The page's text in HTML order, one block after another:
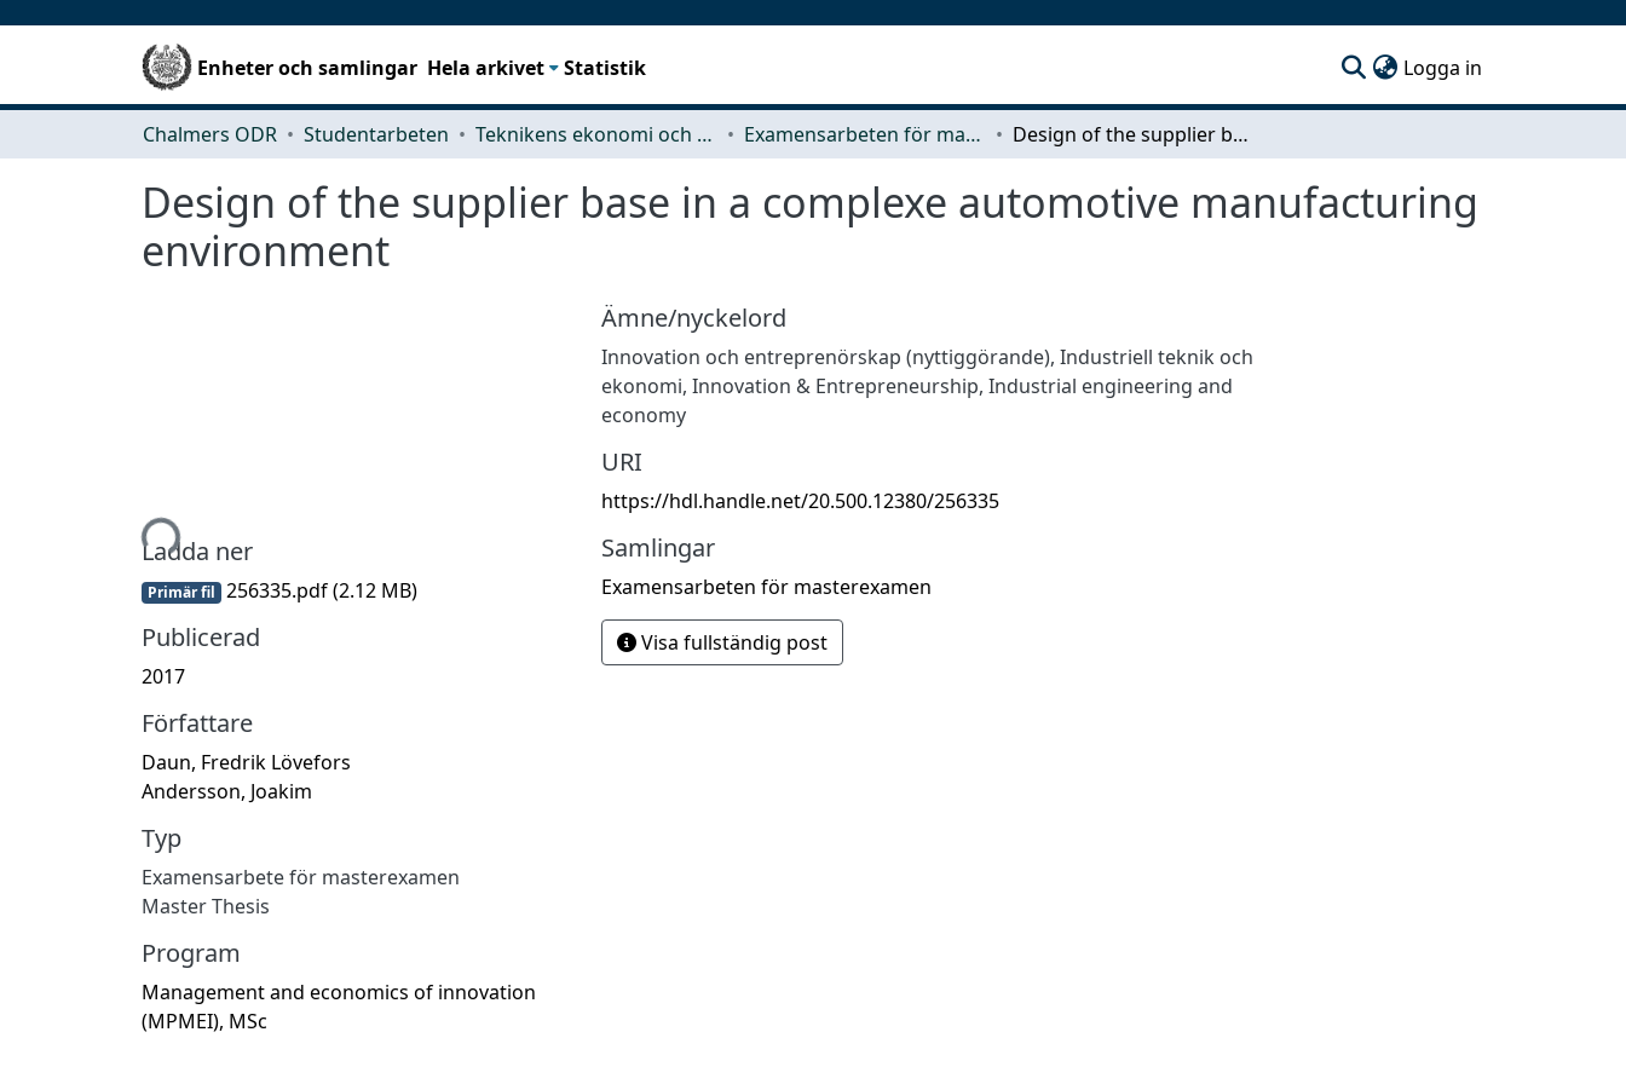
Enheter och samlingar Hela arkivet Statistik Logga in
Chalmers ODR Studentarbeten Teknikens ekonomi och organisation Examensarbeten för masterexamen Design of the supplier base in a complexe automotive manufacturing environment
Design of the supplier base in a complexe automotive manufacturing
environment
Hämtar...
Ladda ner
Primär fil 256335.pdf(2.12 MB)
Publicerad
2017
Författare
Daun, Fredrik Lövefors
Andersson, Joakim
Typ
Examensarbete för masterexamen
Master Thesis
Program
Management and economics of innovation
(MPMEI), MSc
Ämne/nyckelord
Innovation och entreprenörskap (nyttiggörande), Industriell teknik och
ekonomi, Innovation & Entrepreneurship, Industrial engineering and
economy
URI
https://hdl.handle.net/20.500.12380/256335
Samlingar
Examensarbeten för masterexamen
Visa fullständig post